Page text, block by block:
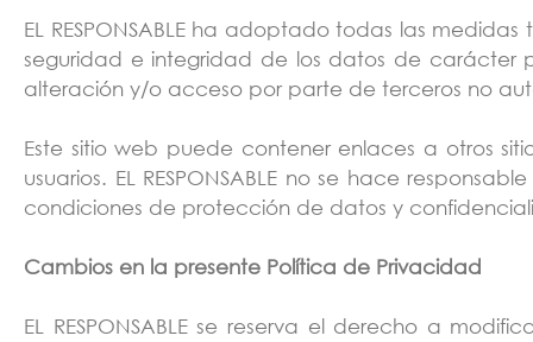
EL RESPONSABLE ha adoptado todas las
seguridad e integridad de los datos de
alteración y/o acceso por parte de terceros no
Este sitio web puede contener enlaces a otros
usuarios. EL RESPONSABLE no se hace
condiciones de protección de datos y
Cambios en la presente Política de Privacidad
EL RESPONSABLE se reserva el derecho a